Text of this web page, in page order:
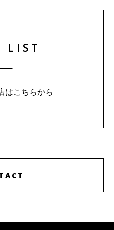
LIST
はこちらから